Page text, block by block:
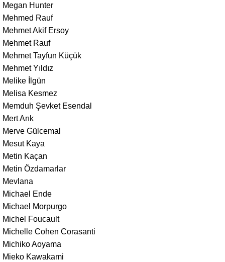
Megan Hunter
Mehmed Rauf
Mehmet Akif Ersoy
Mehmet Rauf
Mehmet Tayfun Küçük
Mehmet Yıldız
Melike İlgün
Melisa Kesmez
Memduh Şevket Esendal
Mert Arık
Merve Gülcemal
Mesut Kaya
Metin Kaçan
Metin Özdamarlar
Mevlana
Michael Ende
Michael Morpurgo
Michel Foucault
Michelle Cohen Corasanti
Michiko Aoyama
Mieko Kawakami